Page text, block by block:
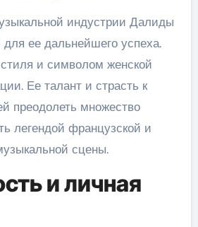
индустрии Далиды
ее дальнейшего успеха.
и символом женской
Ее талант и страсть к
преодолеть множество
легендой французской и
сцены.
и личная